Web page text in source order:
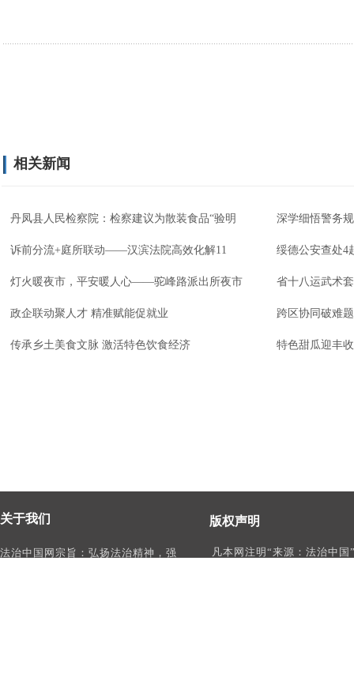
相关新闻
丹凤县人民检察院：检察建议为散装食品“验明 深学细悟警务
诉前分流+庭所联动——汉滨法院高效化解11 绥德公安查处4
灯火暖夜市，平安暖人心——驼峰路派出所夜市 省十八运武术
政企联动聚人才 精准赋能促就业 跨区协同破难
传承乡土美食文脉 激活特色饮食经济 特色甜瓜迎丰
版权声明
凡本网注明“来源：法治中国
关于我们
法治中国网宗旨：弘扬法治精神，强